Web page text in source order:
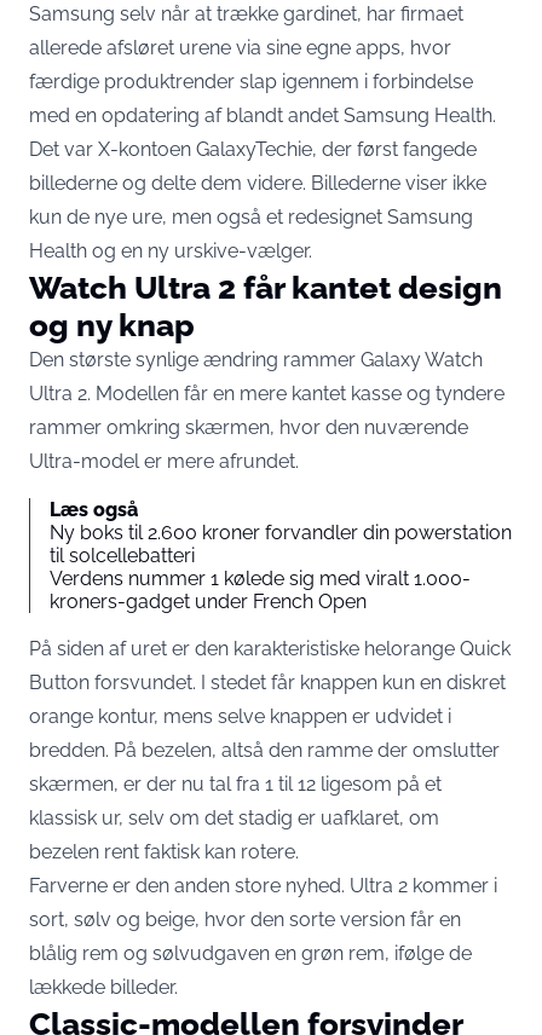
Samsung selv når at trække gardinet, har firmaet
allerede afsløret urene via sine egne apps, hvor
færdige produktrender slap igennem i forbindelse
med en opdatering af blandt andet Samsung Health.
Det var X-kontoen GalaxyTechie, der først fangede
billederne og delte dem videre. Billederne viser ikke
kun de nye ure, men også et redesignet Samsung
Health og en ny urskive-vælger.
Watch Ultra 2 får kantet design
og ny knap
Den største synlige ændring rammer Galaxy Watch
Ultra 2. Modellen får en mere kantet kasse og tyndere
rammer omkring skærmen, hvor den nuværende
Ultra-model er mere afrundet.
Læs også
Ny boks til 2.600 kroner forvandler din powerstation
til solcellebatteri
Verdens nummer 1 kølede sig med viralt 1.000-
kroners-gadget under French Open
På siden af uret er den karakteristiske helorange Quick
Button forsvundet. I stedet får knappen kun en diskret
orange kontur, mens selve knappen er udvidet i
bredden. På bezelen, altså den ramme der omslutter
skærmen, er der nu tal fra 1 til 12 ligesom på et
klassisk ur, selv om det stadig er uafklaret, om
bezelen rent faktisk kan rotere.
Farverne er den anden store nyhed. Ultra 2 kommer i
sort, sølv og beige, hvor den sorte version får en
blålig rem og sølvudgaven en grøn rem, ifølge de
lækkede billeder.
Classic-modellen forsvinder